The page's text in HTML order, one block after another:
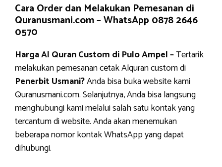
Cara Order dan Melakukan Pemesanan di
Quranusmani.com –WhatsApp 0878 2646
0570
Harga Al Quran Custom di Pulo Ampel –Tertarik
melakukan pemesanan cetak Alquran custom di
Penerbit Usmani?Anda bisa buka website kami
Quranusmani.com. Selanjutnya, Anda bisa langsung
menghubungi kami melalui salah satu kontak yang
tercantum di website. Anda akan menemukan
beberapa nomor kontak WhatsApp yang dapat
dihubungi.